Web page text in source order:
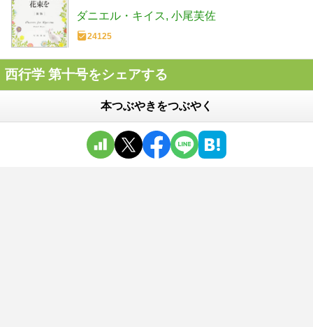
ダニエル・キイス 小尾芙佐
24125
西行学 第十号をシェアする
本つぶやきをつぶやく